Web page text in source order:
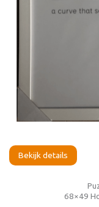
Bekijk details
68×49